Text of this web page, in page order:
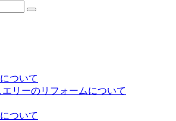
ついて
リーのリフォームについて
ついて